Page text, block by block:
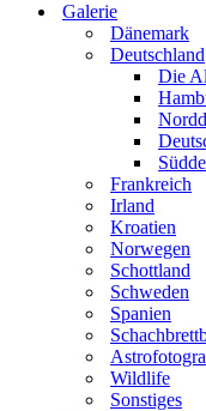
Galerie
Dänemark
Deutschland
Die
Frankreich
Irland
Kroatien
Norwegen
Schottland
Schweden
Spanien
Wildlife
Sonstiges